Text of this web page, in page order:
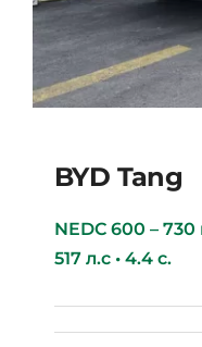
BYD Tang
NEDC 600 – 730
517 л.с • 4.4 с.